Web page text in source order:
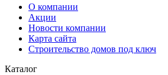
О компании
Акции
Новости компании
Карта сайта
Строительство домов под ключ
Каталог